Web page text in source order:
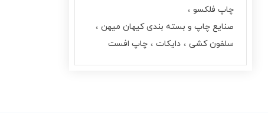
چاپ فلکسو
صنایع چاپ و بسته بندی کیهان میهن
سلفون کشی
دایکات چاپ افست